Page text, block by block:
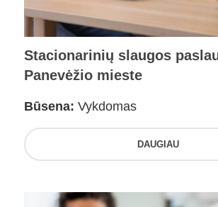
Stacionarinių slaugos
Panevėžio mieste
Būsena: Vykdomas
DAUGIAU